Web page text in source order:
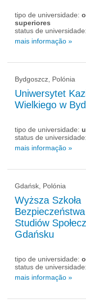
tipo de universidade:
superiores
status de universidade:
mais informação »
Bydgoszcz, Polónia
Uniwersytet
Wielkiego w
tipo de universidade:
status de universidade:
mais informação »
Gdańsk, Polónia
Wyższa Szkoła
Studiów
Gdańsku
tipo de universidade:
status de universidade:
mais informação »